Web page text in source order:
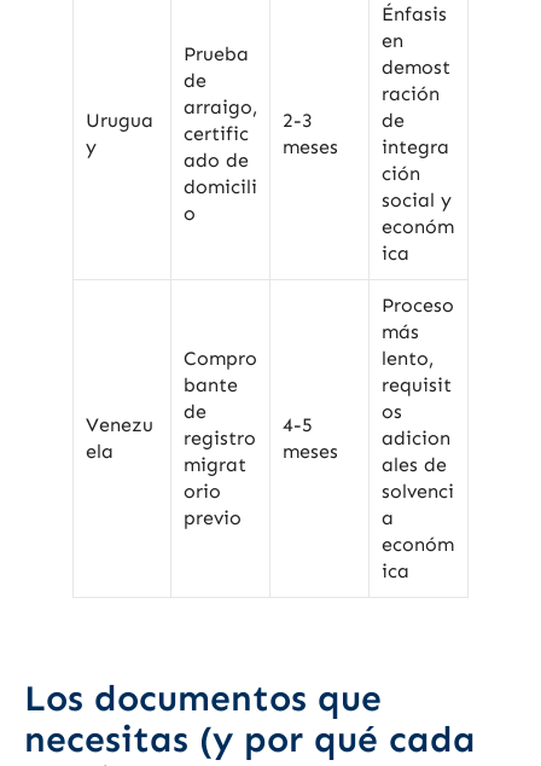
Urugua
y
Prueba
de
arraigo,
certific
ado de
domicili
o
2-3
meses
Énfasis
en
demost
ración
de
integra
ción
social y
económ
ica
Venezu
ela
Compro
bante
de
registro
migrat
orio
previo
4-5
meses
Proceso
más
lento,
requisit
os
adicion
ales de
solvenci
a
económ
ica
Los documentos que
necesitas (y por qué cada